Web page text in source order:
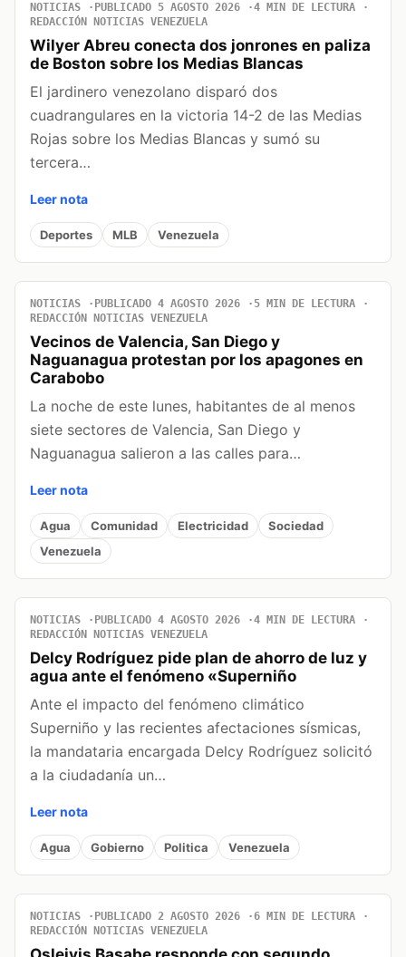
NOTICIAS PUBLICADO 5 AGOSTO 2026
4 MIN DE LECTURA
REDACCIÓN NOTICIAS VENEZUELA
Wilyer Abreu conecta dos jonrones en paliza
de Boston sobre los Medias Blancas
El jardinero venezolano disparó dos
cuadrangulares en la victoria 14-2 de las Medias
Rojas sobre los Medias Blancas y sumó su
tercera…
Leer nota
Deportes MLB Venezuela
NOTICIAS PUBLICADO 4 AGOSTO 2026
5 MIN DE LECTURA
REDACCIÓN NOTICIAS VENEZUELA
Vecinos de Valencia, San Diego y
Naguanagua protestan por los apagones en
Carabobo
La noche de este lunes, habitantes de al menos
siete sectores de Valencia, San Diego y
Naguanagua salieron a las calles para…
Leer nota
Agua Comunidad Electricidad
Sociedad
Venezuela
NOTICIAS PUBLICADO 4 AGOSTO 2026
4 MIN DE LECTURA
REDACCIÓN NOTICIAS VENEZUELA
Delcy Rodríguez pide plan de ahorro de luz y
agua ante el fenómeno «Superniño
Ante el impacto del fenómeno climático
Superniño y las recientes afectaciones sísmicas,
la mandataria encargada Delcy Rodríguez solicitó
a la ciudadanía un…
Leer nota
Agua Gobierno Politica Venezuela
NOTICIAS PUBLICADO 2 AGOSTO 2026
6 MIN DE LECTURA
REDACCIÓN NOTICIAS VENEZUELA